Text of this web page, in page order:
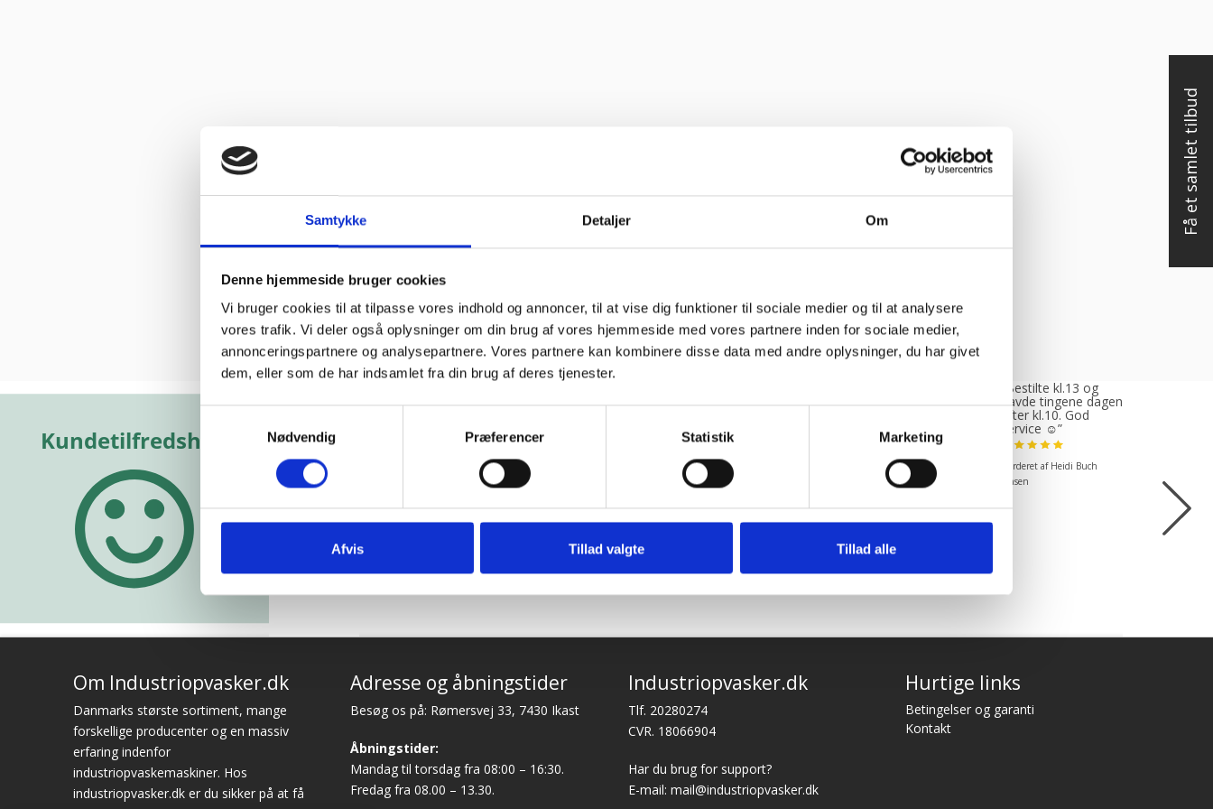
Samtykke Detaljer Om
Denne hjemmeside bruger cookies
Vi bruger cookies til at tilpasse vores indhold og annoncer, til at vise dig funktioner til sociale medier og til at analysere
vores trafik. Vi deler også oplysninger om din brug af vores hjemmeside med vores partnere inden for sociale medier,
annonceringspartnere og analysepartnere. Vores partnere kan kombinere disse data med andre oplysninger, du har givet
dem, eller som de har indsamlet fra din brug af deres tjenester.
Nødvendig
Præferencer Statistik Marketing
Afvis Tillad valgte Tillad alle
Tak for din betaling
og vejledende”
Vurderet af Michael
hjælpsom” hjælpsomme og sød, venlig og
kommende. Fik en
fejl levering og fik
løst det i løbet af to
“Bestilte kl.13 og
havde tingene dagen
efter kl.10. God
service ☺”
Vurderet af Heidi Buch
Jensen
Om Industriopvasker.dk
Danmarks største sortiment, mange
forskellige producenter og en massiv
erfaring indenfor
industriopvaskemaskiner. Hos
industriopvasker.dk er du sikker på at få
Adresse og åbningstider
Besøg os på: Rømersvej 33, 7430 Ikast
Åbningstider:
Mandag til torsdag fra 08:00 – 16:30.
Fredag fra 08.00 – 13.30.
Industriopvasker.dk
Tlf. 20280274
CVR. 18066904
Har du brug for support?
E-mail: mail@industriopvasker.dk
Hurtige links
Betingelser og garanti
Kontakt
Få et samlet tilbud